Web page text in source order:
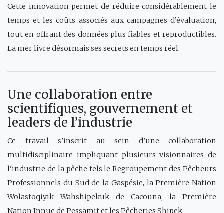
Cette innovation permet de réduire considérablement le
temps et les coûts associés aux campagnes d’évaluation,
tout en offrant des données plus fiables et reproductibles.
La mer livre désormais ses secrets en temps réel.
Une collaboration entre
scientifiques, gouvernement et
leaders de l’industrie
Ce travail s’inscrit au sein d’une collaboration
multidisciplinaire impliquant plusieurs visionnaires de
l’industrie de la pêche tels le Regroupement des Pêcheurs
Professionnels du Sud de la Gaspésie, la Première Nation
Wolastoqiyik Wahshipekuk de Cacouna, la Première
Nation Innue de Pessamit et les Pêcheries Shipek.